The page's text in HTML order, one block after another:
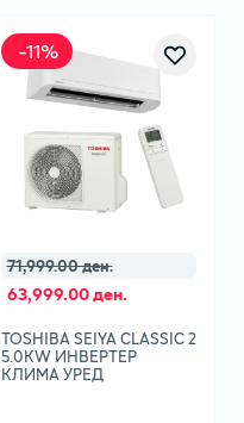
-11%
71,999.00 ден.
63,999.00 ден.
TOSHIBA SEIYA CLASSIC 2
5.0KW ИНВЕРТЕР
КЛИМА УРЕД